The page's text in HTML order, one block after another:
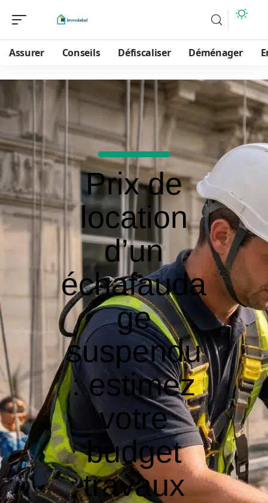
Assurer Conseils Défiscaliser Déménager
Prix de
location
d’un
échafauda
ge
suspendu
: estimez
votre
budget
travaux